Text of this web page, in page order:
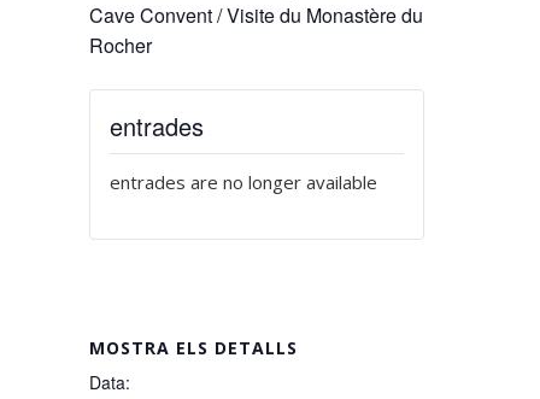
Cave Convent / Visite du Monastère du
Rocher
MOSTRA ELS DETALLS
Data:
entrades
entrades are no longer available